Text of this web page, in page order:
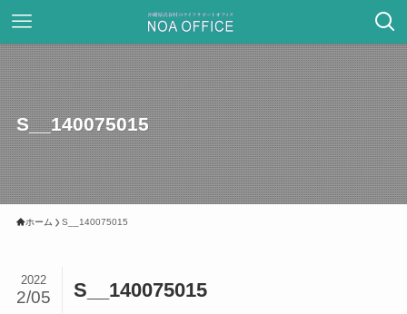
S__140075015
ホーム S__140075015
S__140075015
2022
2/05